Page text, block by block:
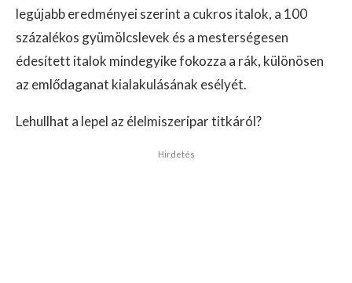
legújabb eredményei szerint a cukros italok, a 100
százalékos gyümölcslevek és a mesterségesen
édesített italok mindegyike fokozza a rák, különösen
az emlődaganat kialakulásának esélyét.
Lehullhat a lepel az élelmiszeripar titkáról?
Hirdetés